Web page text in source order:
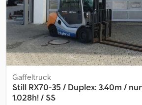
Gaffeltruck
Still RX70-35 / Duplex: 3.40m / nur
1.028h! / SS